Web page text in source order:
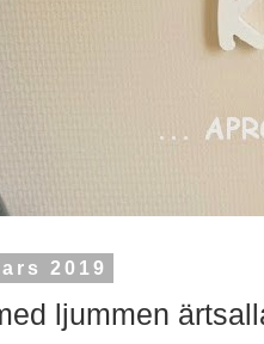
2019
ljummen